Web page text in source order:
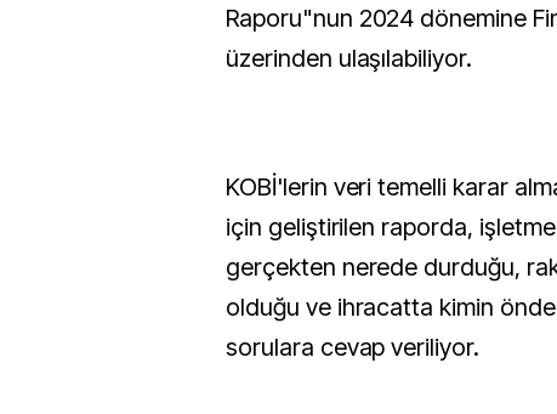
Raporu"nun 2024 dönemine
üzerinden ulaşılabiliyor.
KOBİ'lerin veri temelli karar
için geliştirilen raporda,
gerçekten nerede durduğu,
olduğu ve ihracatta kimin
sorulara cevap veriliyor.